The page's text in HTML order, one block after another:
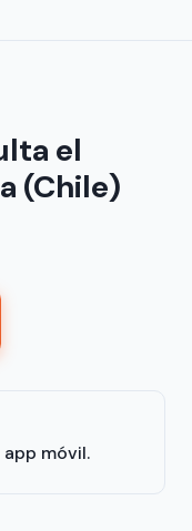
el
(Chile)
móvil.